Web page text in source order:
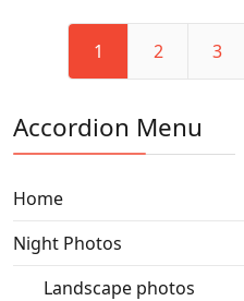
1 2 3
Accordion Menu
Home
Night Photos
Landscape photos